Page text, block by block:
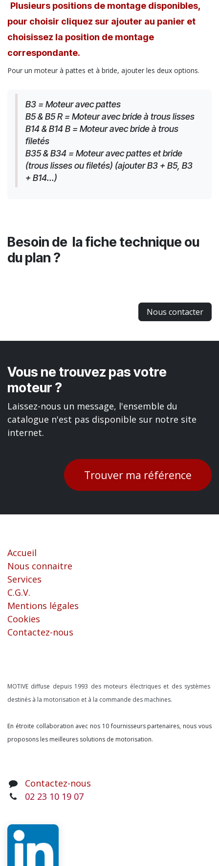
Plusieurs positions de montage disponibles,
pour choisir cliquez sur ajouter au panier et
choisissez la position de montage
correspondante.
Pour un moteur à pattes et à bride, ajouter les deux options.
B3 = Moteur avec pattes
B5 & B5 R = Moteur avec bride à trous lisses
B14 & B14 B = Moteur avec bride à trous
filetés
B35 & B34 = Moteur avec pattes et bride
(trous lisses ou filetés) (ajouter B3 + B5, B3
+ B14...)
Besoin de la fiche technique ou
du plan ?
Nous contacter
Vous ne trouvez pas votre
moteur ?
Laissez-nous un message, l'ensemble du
catalogue n'est pas disponible sur notre site
internet.
Trouver ma référence
Accueil
Nous connaitre
Services
C.G.V.
Mentions légales
Cookies
Contactez-nous
MOTIVE diffuse depuis 1993 des moteurs électriques et des systèmes
destinés à la motorisation et à la commande des machines.
En étroite collaboration avec nos 10 fournisseurs partenaires, nous vous
proposons les meilleures solutions de motorisation.
Contactez-nous
02 23 10 19 07